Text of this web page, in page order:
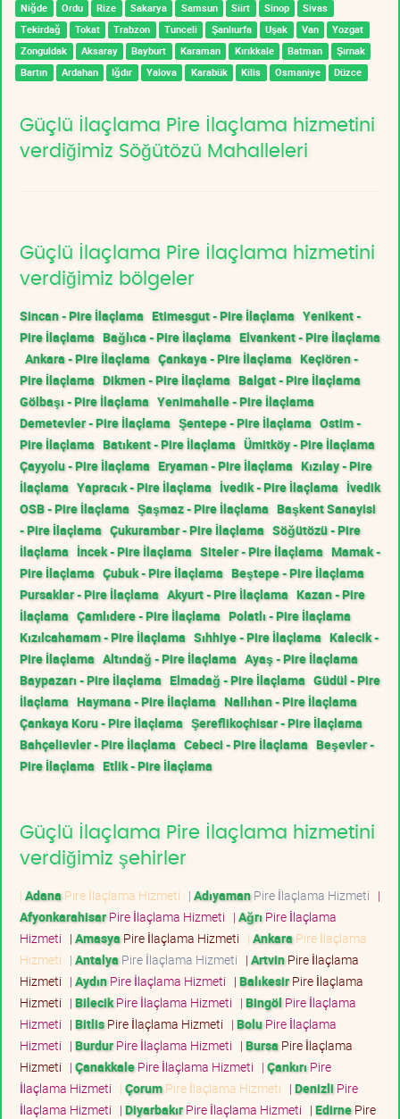
Niğde Ordu Rize Sakarya Samsun Siirt Sinop
Sivas
Tekirdağ
Tokat Trabzon Tunceli Şanlıurfa Uşak Van
Yozgat
Zonguldak
Aksaray Bayburt Karaman Kırıkkale Batman
Şırnak
Bartın
Ardahan Iğdır Yalova Karabük Kilis Osmaniye Düzce
Güçlü İlaçlama Pire İlaçlama hizmetini
verdiğimiz Söğütözü Mahalleleri
Güçlü İlaçlama Pire İlaçlama hizmetini
verdiğimiz bölgeler
Sincan - Pire İlaçlama Etimesgut - Pire İlaçlama Yenikent -
Pire İlaçlama Bağlıca - Pire İlaçlama Elvankent - Pire İlaçlama
Ankara - Pire İlaçlama Çankaya - Pire İlaçlama Keçiören -
Pire İlaçlama Dikmen - Pire İlaçlama Balgat - Pire İlaçlama
Gölbaşı - Pire İlaçlama Yenimahalle - Pire İlaçlama
Demetevler - Pire İlaçlama Şentepe - Pire İlaçlama Ostim -
Pire İlaçlama Batıkent - Pire İlaçlama Ümitköy - Pire İlaçlama
Çayyolu - Pire İlaçlama Eryaman - Pire İlaçlama Kızılay - Pire
İlaçlama Yapracık - Pire İlaçlama İvedik - Pire İlaçlama İvedik
OSB - Pire İlaçlama Şaşmaz - Pire İlaçlama Başkent Sanayisi
- Pire İlaçlama Çukurambar - Pire İlaçlama Söğütözü - Pire
İlaçlama İncek - Pire İlaçlama Siteler - Pire İlaçlama Mamak -
Pire İlaçlama Çubuk - Pire İlaçlama Beştepe - Pire İlaçlama
Pursaklar - Pire İlaçlama Akyurt - Pire İlaçlama Kazan - Pire
İlaçlama Çamlıdere - Pire İlaçlama Polatlı - Pire İlaçlama
Kızılcahamam - Pire İlaçlama Sıhhiye - Pire İlaçlama Kalecik -
Pire İlaçlama Altındağ - Pire İlaçlama Ayaş - Pire İlaçlama
Baypazarı - Pire İlaçlama Elmadağ - Pire İlaçlama Güdül - Pire
İlaçlama Haymana - Pire İlaçlama Nallıhan - Pire İlaçlama
Çankaya Koru - Pire İlaçlama Şereflikoçhisar - Pire İlaçlama
Bahçelievler - Pire İlaçlama Cebeci - Pire İlaçlama Beşevler -
Pire İlaçlama Etlik - Pire İlaçlama
Güçlü İlaçlama Pire İlaçlama hizmetini
verdiğimiz şehirler
| Adana Pire İlaçlama Hizmeti | AdıyamanPire İlaçlama Hizmeti |
AfyonkarahisarPire İlaçlama Hizmeti | Ağrı Pire İlaçlama
Hizmeti | Amasya Pire İlaçlama Hizmeti | Ankara Pire İlaçlama
Hizmeti | Antalya Pire İlaçlama Hizmeti | ArtvinPire İlaçlama
Hizmeti | AydınPire İlaçlama Hizmeti | BalıkesirPire İlaçlama
Hizmeti | BilecikPire İlaçlama Hizmeti | Bingöl Pire İlaçlama
Hizmeti | BitlisPire İlaçlama Hizmeti | BoluPire İlaçlama
Hizmeti | BurdurPire İlaçlama Hizmeti | Bursa Pire İlaçlama
Hizmeti | ÇanakkalePire İlaçlama Hizmeti | Çankırı Pire
İlaçlama Hizmeti | ÇorumPire İlaçlama Hizmeti | Denizli Pire
İlaçlama Hizmeti | DiyarbakırPire İlaçlama Hizmeti | EdirnePire